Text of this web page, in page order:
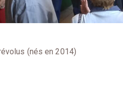
(nés en 2014)